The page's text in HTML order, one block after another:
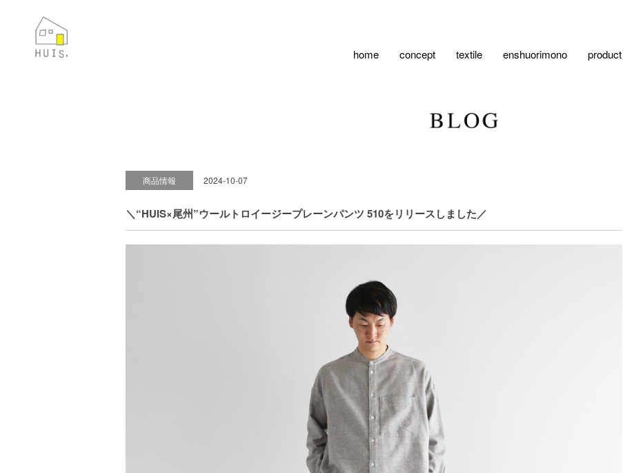
home concept textile enshuorimono product
商品情報 2024-10-07
＼“HUIS×尾州”ウールトロイージープレーンパンツ 510をリリースしました／